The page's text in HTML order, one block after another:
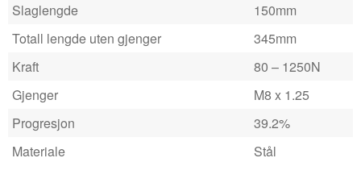
Slaglengde
150mm
Totall lengde uten gjenger
345mm
Kraft
80 – 1250N
Gjenger
M8 x 1.25
Progresjon
39.2%
Materiale
Stål